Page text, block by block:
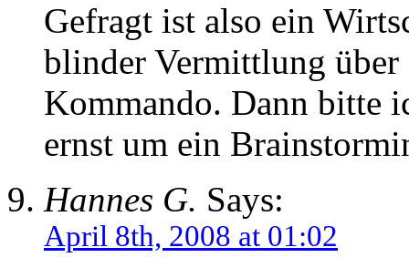
Gefragt ist also ein
blinder Vermittlung über
Kommando. Dann bitte
ernst um ein
Hannes G. Says:
April 8th, 2008 at 01:02